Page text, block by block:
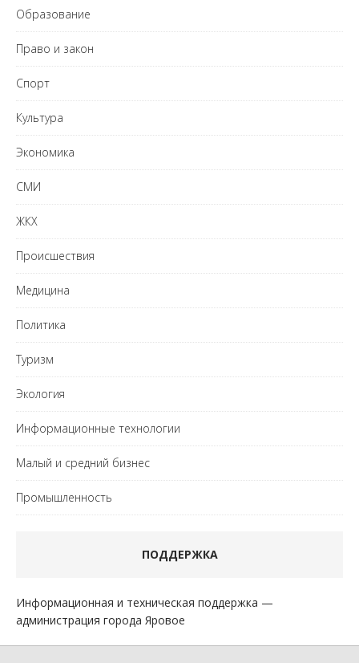
Образование
Право и закон
Спорт
Культура
Экономика
СМИ
ЖКХ
Происшествия
Медицина
Политика
Туризм
Экология
Информационные технологии
Малый и средний бизнес
Промышленность
ПОДДЕРЖКА
Информационная и техническая поддержка —
администрация города Яровое